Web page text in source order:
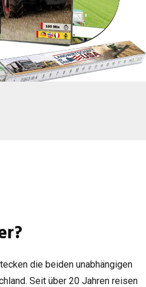
die bei­den unab­hän­gi­gen
Seit über 20 Jah­ren rei­sen